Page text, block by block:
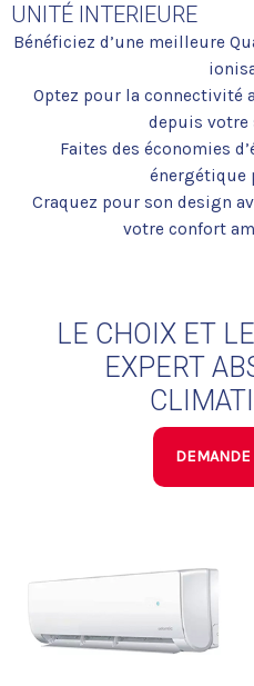
UNITÉ INTERIEURE
Bénéficiez d’une meilleure
Optez pour la connectivité
depuis votre
Faites des économies
énergétique
Craquez pour son design
votre confort
LE CHOIX ET
EXPERT